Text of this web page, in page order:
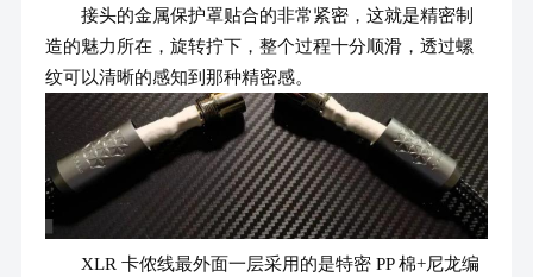
接头的金属保护罩贴合的非常紧密，这就是精密制
造的魅力所在，旋转拧下，整个过程十分顺滑，透过螺
纹可以清晰的感知到那种精密感。
XLR 卡侬线最外面一层采用的是特密 PP 棉+尼龙编